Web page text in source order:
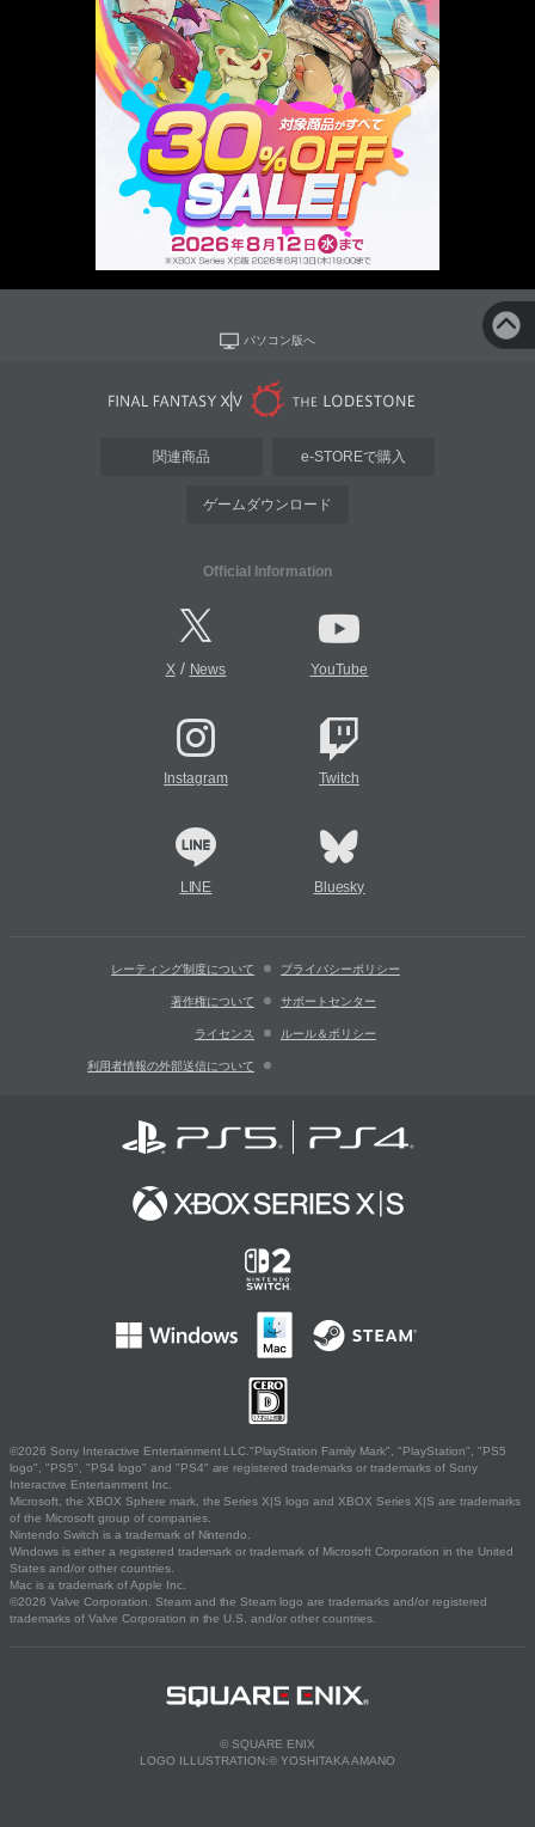
パソコン版へ
関連商品 e-STOREで購入
ゲームダウンロード
Official Information
X/ News YouTube
Instagram Twitch
LINE Bluesky
レーティング制度について プライバシーポリシー
著作権について サポートセンター
ライセンス ルール＆ポリシー
利用者情報の外部送信について
©2026 Sony Interactive Entertainment LLC."PlayStation Family Mark", "PlayStation", "PS5
logo", "PS5", "PS4 logo" and "PS4" are registered trademarks or trademarks of Sony
Interactive Entertainment Inc.
Microsoft, the XBOX Sphere mark, the Series X|S logo and XBOX Series X|S are trademarks
of the Microsoft group of companies.
Nintendo Switch is a trademark of Nintendo.
Windows is either a registered trademark or trademark of Microsoft Corporation in the United
States and/or other countries.
Mac is a trademark of Apple Inc.
©2026 Valve Corporation. Steam and the Steam logo are trademarks and/or registered
trademarks of Valve Corporation in the U.S. and/or other countries.
© SQUARE ENIX
LOGO ILLUSTRATION:© YOSHITAKA AMANO